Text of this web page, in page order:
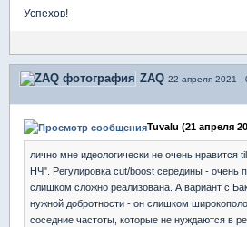
Успехов!
ZAQ 22 апреля 2021 -
Tuvalu (21 апреля
лично мне идеологически не очень нравится
НЧ". Регулировка cut/boost середины - очень
слишком сложно реализована. А вариант с
нужной добротности - он слишком
соседние частоты, которые не нуждаются в